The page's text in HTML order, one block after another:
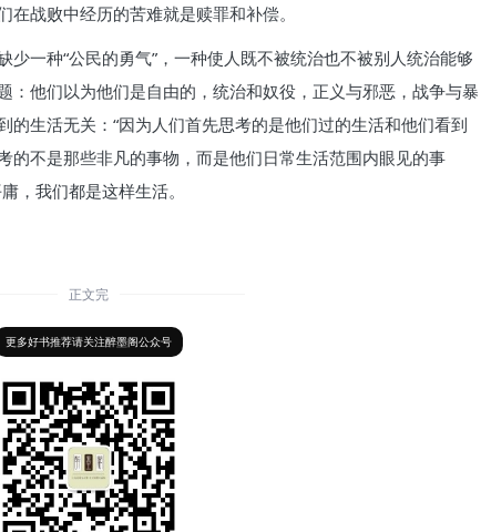
战败中经历的苦难就是赎罪和补偿。
一种“公民的勇气”，一种使人既不被统治也不被别人统治能够
：他们以为他们是自由的，统治和奴役，正义与邪恶，战争与暴
的生活无关：“因为人们首先思考的是他们过的生活和他们看到
的不是那些非凡的事物，而是他们日常生活范围内眼见的事
，我们都是这样生活。
正文完
更多好书推荐请关注醉墨阁公众号